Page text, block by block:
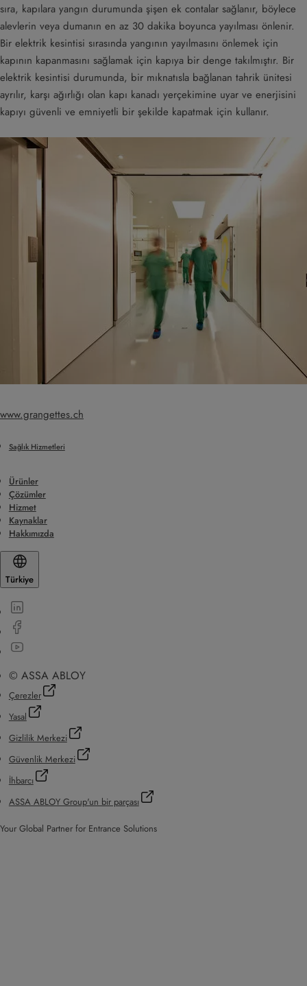
sıra, kapılara yangın durumunda şişen ek contalar sağlanır, böylece
alevlerin veya dumanın en az 30 dakika boyunca yayılması önlenir.
Bir elektrik kesintisi sırasında yangının yayılmasını önlemek için
kapının kapanmasını sağlamak için kapıya bir denge takılmıştır. Bir
elektrik kesintisi durumunda, bir mıknatısla bağlanan tahrik ünitesi
ayrılır, karşı ağırlığı olan kapı kanadı yerçekimine uyar ve enerjisini
kapıyı güvenli ve emniyetli bir şekilde kapatmak için kullanır.
www.grangettes.ch
Sağlık Hizmetleri
Ürünler
Çözümler
Hizmet
Kaynaklar
Hakkımızda
Türkiye
© ASSA ABLOY
Çerezler
Yasal
Gizlilik Merkezi
Güvenlik Merkezi
İhbarcı
ASSA ABLOY Group'un bir parçası
Your Global Partner for Entrance Solutions